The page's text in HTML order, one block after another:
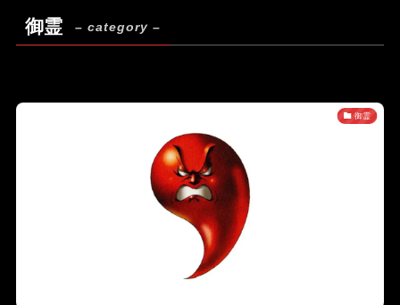
御霊 – category –
御霊